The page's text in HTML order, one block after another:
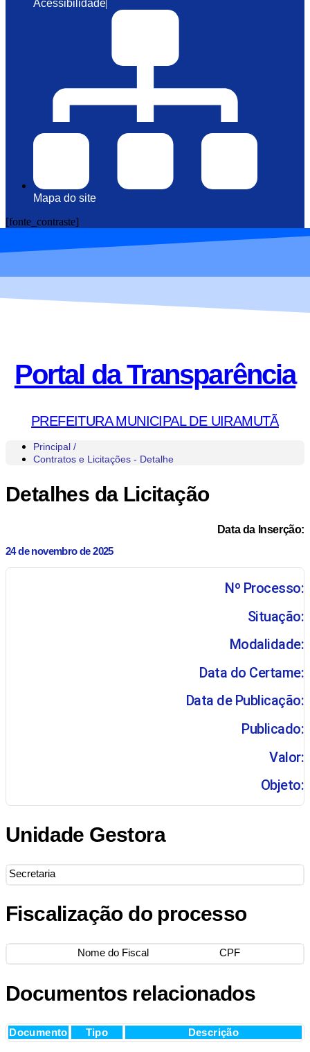
Acessibilidade
Mapa do site
[fonte_contraste]
Portal da Transparência
PREFEITURA MUNICIPAL DE UIRAMUTÃ
Principal /
Contratos e Licitações - Detalhe
Detalhes da Licitação
Data da Inserção:
24 de novembro de 2025
Nº Processo:
Situação:
Modalidade:
Data do Certame:
Data de Publicação:
Publicado:
Valor:
Objeto:
Unidade Gestora
Secretaria
Fiscalização do processo
Nome do Fiscal CPF
Documentos relacionados
Documento Tipo Descrição